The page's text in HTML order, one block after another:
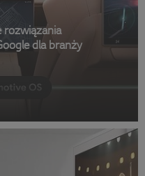
rozwiązania
dla branży